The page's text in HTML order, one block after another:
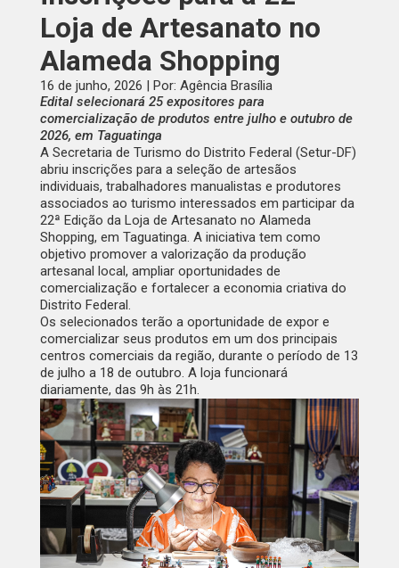
Loja de Artesanato no
Alameda Shopping
16 de junho, 2026 | Por: Agência Brasília
Edital selecionará 25 expositores para
comercialização de produtos entre julho e outubro de
2026, em Taguatinga
A Secretaria de Turismo do Distrito Federal (Setur-DF)
abriu inscrições para a seleção de artesãos
individuais, trabalhadores manualistas e produtores
associados ao turismo interessados em participar da
22ª Edição da Loja de Artesanato no Alameda
Shopping, em Taguatinga. A iniciativa tem como
objetivo promover a valorização da produção
artesanal local, ampliar oportunidades de
comercialização e fortalecer a economia criativa do
Distrito Federal.
Os selecionados terão a oportunidade de expor e
comercializar seus produtos em um dos principais
centros comerciais da região, durante o período de 13
de julho a 18 de outubro. A loja funcionará
diariamente, das 9h às 21h.